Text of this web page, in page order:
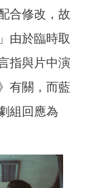
合修改，故
由於臨時取
指與片中演
有關，而藍
組回應為